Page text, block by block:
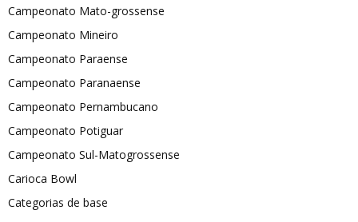
Campeonato Mato-grossense
Campeonato Mineiro
Campeonato Paraense
Campeonato Paranaense
Campeonato Pernambucano
Campeonato Potiguar
Campeonato Sul-Matogrossense
Carioca Bowl
Categorias de base